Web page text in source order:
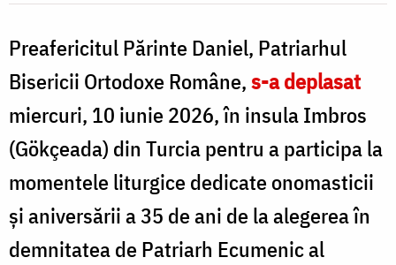
Arhid.
Nicolae
Iftimiu
Preafericitul Părinte Daniel, Patriarhul
Bisericii Ortodoxe Române,s-a deplasat
miercuri, 10 iunie 2026, în insula Imbros
(Gökçeada) din Turcia pentru a participa la
momentele liturgice dedicate onomasticii
și aniversării a 35 de ani de la alegerea în
demnitatea de Patriarh Ecumenic al